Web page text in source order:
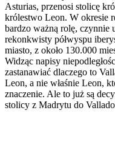
Asturias, przenosi stolicę
królestwo Leon. W okresie
bardzo ważną rolę, czynnie
rekonkwisty półwyspu
miasto, z około 130.000
Widząc napisy
zastanawiać dlaczego to
Leon, a nie właśnie Leon,
znaczenie. Ale to już są
stolicy z Madrytu do